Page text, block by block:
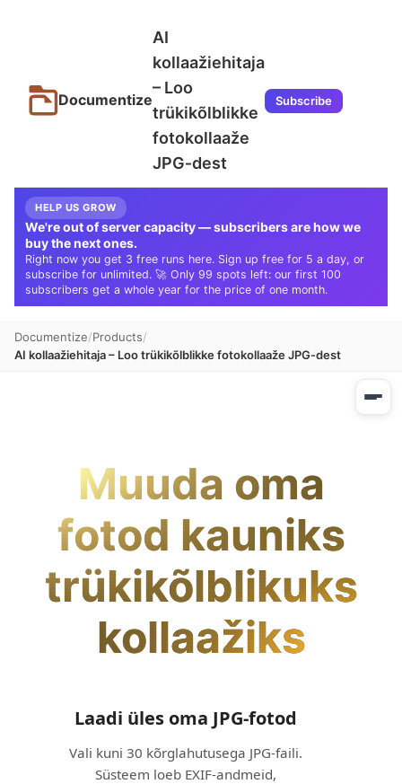
Documentize
AI
kollaažiehitaja
– Loo
trükikõlblikke
fotokollaaže
JPG‑dest
Subscribe
HELP US GROW
We're out of server capacity — subscribers are how we
buy the next ones.
Right now you get 3 free runs here. Sign up free for 5 a day, or
subscribe for unlimited. 🚀 Only 99 spots left: our first 100
subscribers get a whole year for the price of one month.
Documentize Products
AI kollaažiehitaja – Loo trükikõlblikke fotokollaaže JPG‑dest
Muuda oma
fotod kauniks
trükikõlblikuks
kollaažiks
Laadi üles oma JPG‑fotod
Vali kuni 30 kõrglahutusega JPG-faili.
Süsteem loeb EXIF-andmeid,